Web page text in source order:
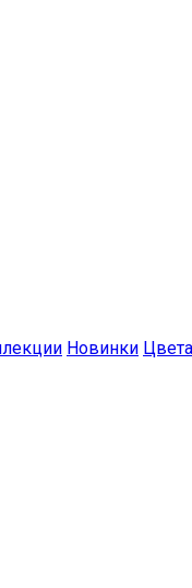
Новинки Цвета